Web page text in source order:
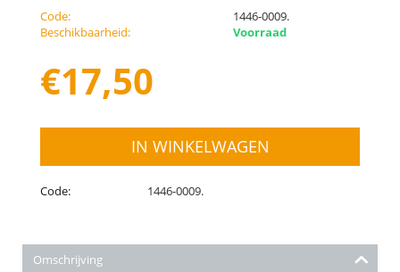
Code:
1446-0009.
Beschikbaarheid:
Voorraad
€17,50
IN WINKELWAGEN
Code: 1446-0009.
Omschrijving